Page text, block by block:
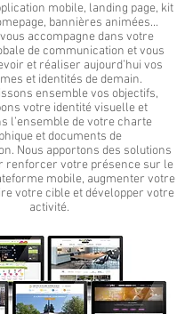
mobile, landing page, kit
bannières animées...
accompagne dans votre
de communication et vous
et réaliser aujourd’hui vos
et identités de demain.
ensemble vos objectifs,
votre identité visuelle et
l’ensemble de votre charte
et documents de
Nous apportons des solutions
renforcer votre présence sur le
mobile, augmenter votre
votre cible et développer votre
activité.